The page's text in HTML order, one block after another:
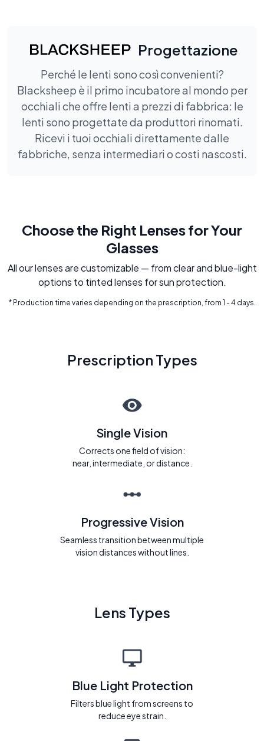
Progettazione
Perché le lenti sono così convenienti?
Blacksheep è il primo incubatore al mondo per
occhiali che offre lenti a prezzi di fabbrica: le
lenti sono progettate da produttori rinomati.
Ricevi i tuoi occhiali direttamente dalle
fabbriche, senza intermediari o costi nascosti.
Choose the Right Lenses for Your
Glasses
All our lenses are customizable — from clear and blue-light
options to tinted lenses for sun protection.
* Production time varies depending on the prescription, from 1 - 4 days.
Prescription Types
Single Vision
Corrects one field of vision:
near, intermediate, or distance.
Progressive Vision
Seamless transition between multiple
vision distances without lines.
Lens Types
Blue Light Protection
Filters blue light from screens to
reduce eye strain.